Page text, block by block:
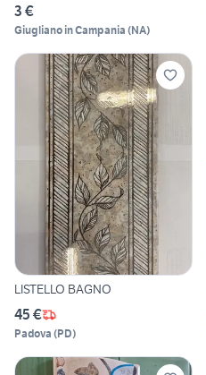
3 €
Giugliano in Campania (NA)
LISTELLO BAGNO
45 €
Padova (PD)